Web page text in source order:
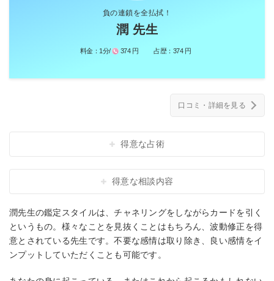
負の連鎖を全払拭！
潤 先生
料金： 1分/ 374 円 占歴： 374 円
口コミ・詳細を見る
得意な占術
得意な相談内容
潤先生の鑑定スタイルは、チャネリングをしながらカードを引く
というもの。様々なことを見抜くことはもちろん、波動修正を得
意とされている先生です。不要な感情は取り除き、良い感情をイ
ンプットしていただくことも可能です。